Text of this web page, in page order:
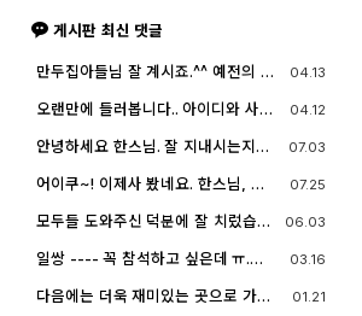
게시판 최신 댓글
만두집아들님 잘 계시죠.^^ 예전의 그
기억이 납니다. ^^;; djslr 홈페이지 활
동 및 사진 활동이 예전 같지는 않지
만, 동호회 활동의 추억을 남길 겸 가
능한 계속 홈페이지를 유지할 예정입
요.^^
04.13
오랜만에 들러봅니다.. 아이디와 사진
네요^^.. 다들 잘 지내시죠? 제가 이곳
에서 활동할때 까마득했던 회원님들
이었는데 이제 제가 그 나이가 되버렸
습니다^^..
04.12
안녕하세요 한스님. 잘 지내시는지
시간이었습니다
07.03
어이쿠~! 이제사 봤네요. 한스님, 안
07.25
모두들 도와주신 덕분에 잘 치렀습니
06.03
일쌍 ---- 꼭 참석하고 싶은데 ㅠ.
다. (다음에 개인적으로 들리겠습니
다)
03.16
다음에는 더욱 재미있는 곳으로 가보
01.21